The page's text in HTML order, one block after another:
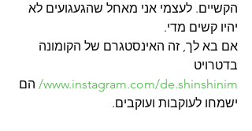
הקשיים. לעצמי אני מאחל שהגעגועים לא
יהיו קשים מדי.
אם בא לך, זה האינסטגרם של הקומונה
בדטרויט
www.instagram.com/de.shinshinim/ הם
ישמחו לעוקבות ועוקבים.